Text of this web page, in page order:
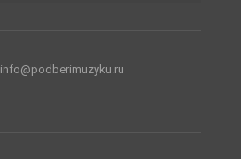
info@podberimuzyku.ru